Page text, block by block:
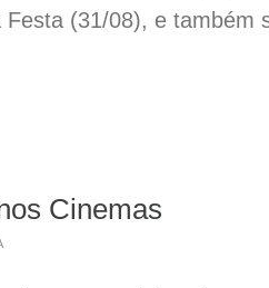
(31/08), e também
Cinemas